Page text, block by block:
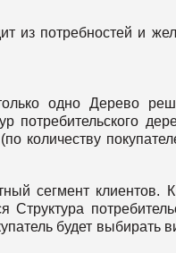
из потребностей и
одно Дерево
потребительского
количеству
сегмент клиентов.
будет выбирать